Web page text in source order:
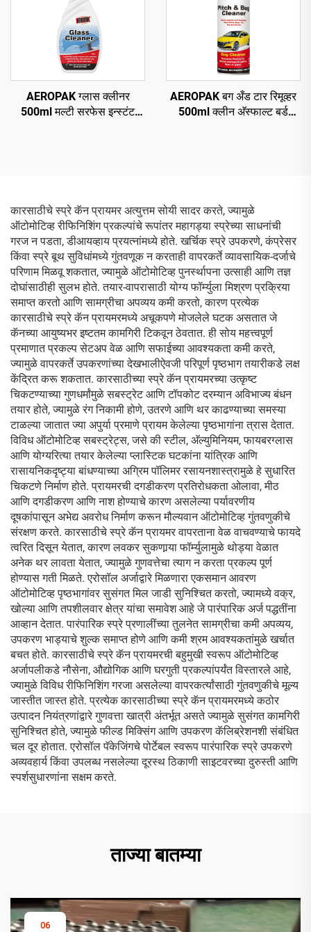
AEROPAK ग्लास क्लीनर
500ml मल्टी सरफेस इन्स्टंट
AEROPAK बग अँड टार रिमूव्हर
500ml क्लीन अ‍ॅस्फाल्ट बर्ड
कारसाठीचे स्प्रे कॅन प्रायमर अत्युत्तम सोयी सादर करते, ज्यामुळे
ऑटोमोटिव्ह रीफिनिशिंग प्रकल्पांचे रूपांतर महागड्या स्प्रेच्या साधनांची
गरज न पडता, डीआयव्हाय प्रयत्नांमध्ये होते. खर्चिक स्प्रे उपकरणे, कंप्रेसर
किंवा स्प्रे बूथ सुविधांमध्ये गुंतवणूक न करताही वापरकर्ते व्यावसायिक-दर्जाचे
परिणाम मिळवू शकतात, ज्यामुळे ऑटोमोटिव्ह पुनर्स्थापना उत्साही आणि तज्ञ
दोघांसाठीही सुलभ होते. तयार-वापरासाठी योग्य फॉर्म्युला मिश्रण प्रक्रिया
समाप्त करतो आणि सामग्रीचा अपव्यय कमी करतो, कारण प्रत्येक
कारसाठीचे स्प्रे कॅन प्रायमरमध्ये अचूकपणे मोजलेले घटक असतात जे
कॅनच्या आयुष्यभर इष्टतम कामगिरी टिकवून ठेवतात. ही सोय महत्त्वपूर्ण
प्रमाणात प्रकल्प सेटअप वेळ आणि सफाईच्या आवश्यकता कमी करते,
ज्यामुळे वापरकर्ते उपकरणांच्या देखभालीऐवजी परिपूर्ण पृष्ठभाग तयारीकडे लक्ष
केंद्रित करू शकतात. कारसाठीच्या स्प्रे कॅन प्रायमरच्या उत्कृष्ट
चिकटण्याच्या गुणधर्मांमुळे सबस्ट्रेट आणि टॉपकोट दरम्यान अविभाज्य बंधन
तयार होते, ज्यामुळे रंग निकामी होणे, उतरणे आणि थर काढण्याच्या समस्या
टाळल्या जातात ज्या अपुर्या प्रमाणे प्रायम केलेल्या पृष्ठभागांना त्रास देतात.
विविध ऑटोमोटिव्ह सबस्ट्रेट्स, जसे की स्टील, अ‍ॅल्युमिनियम, फायबरग्लास
आणि योग्यरित्या तयार केलेल्या प्लास्टिक घटकांना यांत्रिक आणि
रासायनिकदृष्ट्या बांधण्याच्या अग्रिम पॉलिमर रसायनशास्त्रामुळे हे सुधारित
चिकटणे निर्माण होते. प्रायमरची दगडीकरण प्रतिरोधकता ओलावा, मीठ
आणि दगडीकरण आणि नाश होण्याचे कारण असलेल्या पर्यावरणीय
दूषकांपासून अभेद्य अवरोध निर्माण करून मौल्यवान ऑटोमोटिव्ह गुंतवणुकीचे
संरक्षण करते. कारसाठीचे स्प्रे कॅन प्रायमर वापरताना वेळ वाचवण्याचे फायदे
त्वरित दिसून येतात, कारण लवकर सुकणार्‍या फॉर्म्युलामुळे थोड्या वेळात
अनेक थर लावता येतात, ज्यामुळे गुणवत्तेचा त्याग न करता प्रकल्प पूर्ण
होण्यास गती मिळते. एरोसॉल अर्जाद्वारे मिळणारा एकसमान आवरण
ऑटोमोटिव्ह पृष्ठभागांवर सुसंगत मिल जाडी सुनिश्चित करतो, ज्यामध्ये वक्र,
खोल्या आणि तपशीलवार क्षेत्र यांचा समावेश आहे जे पारंपारिक अर्ज पद्धतींना
आव्हान देतात. पारंपारिक स्प्रे प्रणालींच्या तुलनेत सामग्रीचा कमी अपव्यय,
उपकरण भाड्याचे शुल्क समाप्त होणे आणि कमी श्रम आवश्यकतांमुळे खर्चात
बचत होते. कारसाठीचे स्प्रे कॅन प्रायमरची बहुमुखी स्वरूप ऑटोमोटिव्ह
अर्जापलीकडे नौसेना, औद्योगिक आणि घरगुती प्रकल्पांपर्यंत विस्तारले आहे,
ज्यामुळे विविध रीफिनिशिंग गरजा असलेल्या वापरकर्त्यांसाठी गुंतवणुकीचे मूल्य
जास्तीत जास्त होते. प्रत्येक कारसाठीच्या स्प्रे कॅन प्रायमरमध्ये कठोर
उत्पादन नियंत्रणांद्वारे गुणवत्ता खात्री अंतर्भूत असते ज्यामुळे सुसंगत कामगिरी
सुनिश्चित होते, ज्यामुळे फील्ड मिक्सिंग आणि उपकरण कॅलिब्रेशनशी संबंधित
चल दूर होतात. एरोसॉल पॅकेजिंगचे पोर्टेबल स्वरूप पारंपारिक स्प्रे उपकरणे
अव्यवहार्य किंवा उपलब्ध नसलेल्या दूरस्थ ठिकाणी साइटवरच्या दुरुस्ती आणि
स्पर्शसुधारणांना सक्षम करते.
ताज्या बातम्या
06